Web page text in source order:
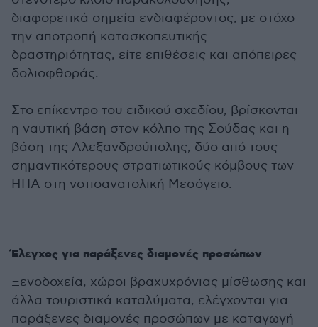
διαφορετικά σημεία ενδιαφέροντος, με στόχο
την αποτροπή κατασκοπευτικής
δραστηριότητας, είτε επιθέσεις και απόπειρες
δολιοφθοράς.
Στο επίκεντρο του ειδικού σχεδίου, βρίσκονται
η ναυτική βάση στον κόλπο της Σούδας και η
βάση της Αλεξανδρούπολης, δύο από τους
σημαντικότερους στρατιωτικούς κόμβους των
ΗΠΑ στη νοτιοανατολική Μεσόγειο.
Έλεγχος για παράξενες διαμονές προσώπων
Ξενοδοχεία, χώροι βραχυχρόνιας μίσθωσης και
άλλα τουριστικά καταλύματα, ελέγχονται για
παράξενες διαμονές προσώπων με καταγωγή